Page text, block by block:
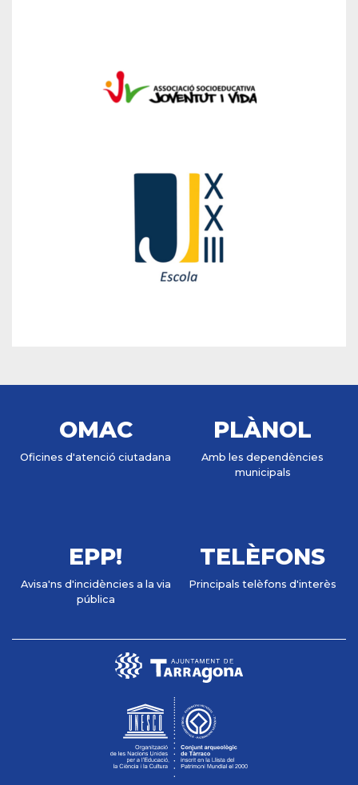
OMAC
Oficines d'atenció ciutadana
PLÀNOL
Amb les dependències
municipals
EPP!
Avisa'ns d'incidències a la via
pública
TELÈFONS
Principals telèfons d'interès